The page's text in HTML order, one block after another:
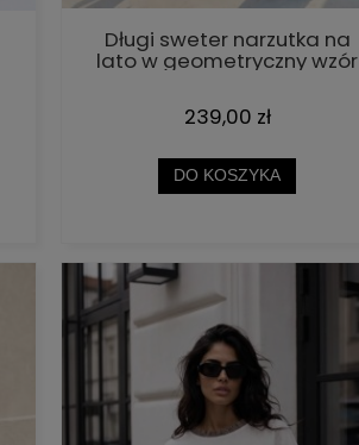
Długi sweter narzutka na
lato w geometryczny wzór
239,00 zł
DO KOSZYKA